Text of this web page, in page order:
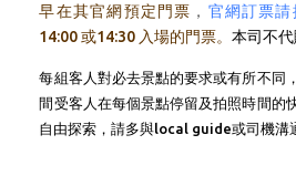
早在其官網預定門票 ， 官網訂票請
14:00 或14:30 入場的門票。本司不代
每組客人對必去景點的要求或有所不同
間受客人在每個景點停留及拍照時間的
自由探索，請多與local guide或司機溝